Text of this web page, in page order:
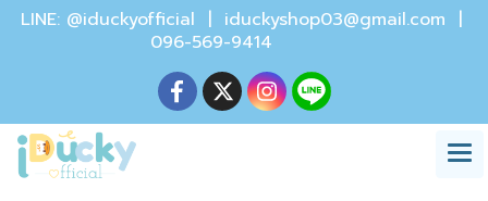
LINE: @iduckyofficial | iduckyshop03@gmail.com |
096-569-9414